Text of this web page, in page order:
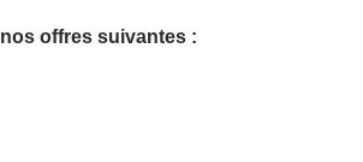
offres suivantes :